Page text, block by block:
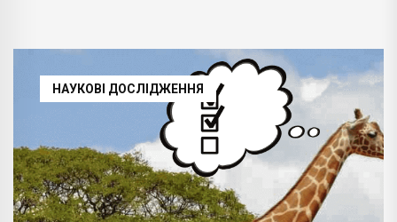
НАУКОВІ ДОСЛІДЖЕННЯ